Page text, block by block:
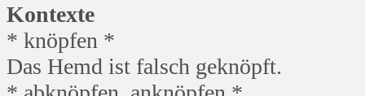
Kontexte
* knöpfen *
Das Hemd ist falsch geknöpft.